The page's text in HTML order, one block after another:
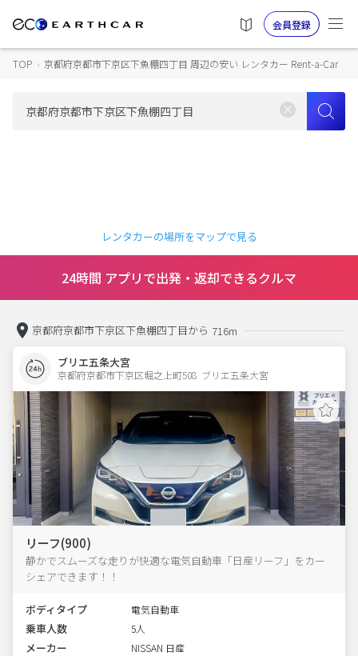
会員登録
TOP › 京都府京都市下京区下魚棚四丁目 周辺の安い レンタカー Rent-a-Car
レンタカーの場所をマップで見る
24時間 アプリで出発・返却できるクルマ
京都府京都市下京区下魚棚四丁目から 716m
ブリエ五条大宮
京都府京都市下京区堀之上町508  ブリエ五条大宮
リーフ(900)
静かでスムーズな走りが快適な電気自動車「日産リーフ」をカー
シェアできます！！
ボディタイプ 電気自動車
乗車人数 5人
メーカー NISSAN 日産